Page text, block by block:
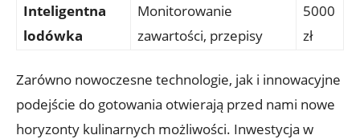
Inteligentna
lodówka
Monitorowanie
zawartości, przepisy
5000
zł
Zarówno nowoczesne technologie, jak i innowacyjne
podejście do gotowania otwierają przed nami nowe
horyzonty kulinarnych możliwości. Inwestycja w